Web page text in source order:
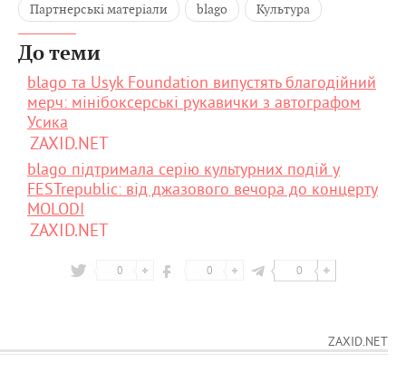
Партнерські матеріали blago Культура
До теми
blago та Usyk Foundation випустять благодійний
мерч: мінібоксерські рукавички з автографом
Усика
ZAXID.NET
blago підтримала серію культурних подій у
FESTrepublic: від джазового вечора до концерту
MOLODI
ZAXID.NET
0 0 0
ZAXID.NET